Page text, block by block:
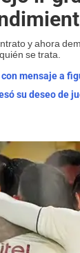
y ahora
se trata.
mensaje a
su deseo de